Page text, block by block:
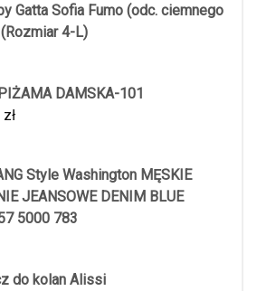
Gatta Sofia Fumo (odc. ciemnego
4-L)
DAMSKA-101
zł
Style Washington MĘSKIE
JEANSOWE DENIM BLUE
5000 783
do kolan Alissi